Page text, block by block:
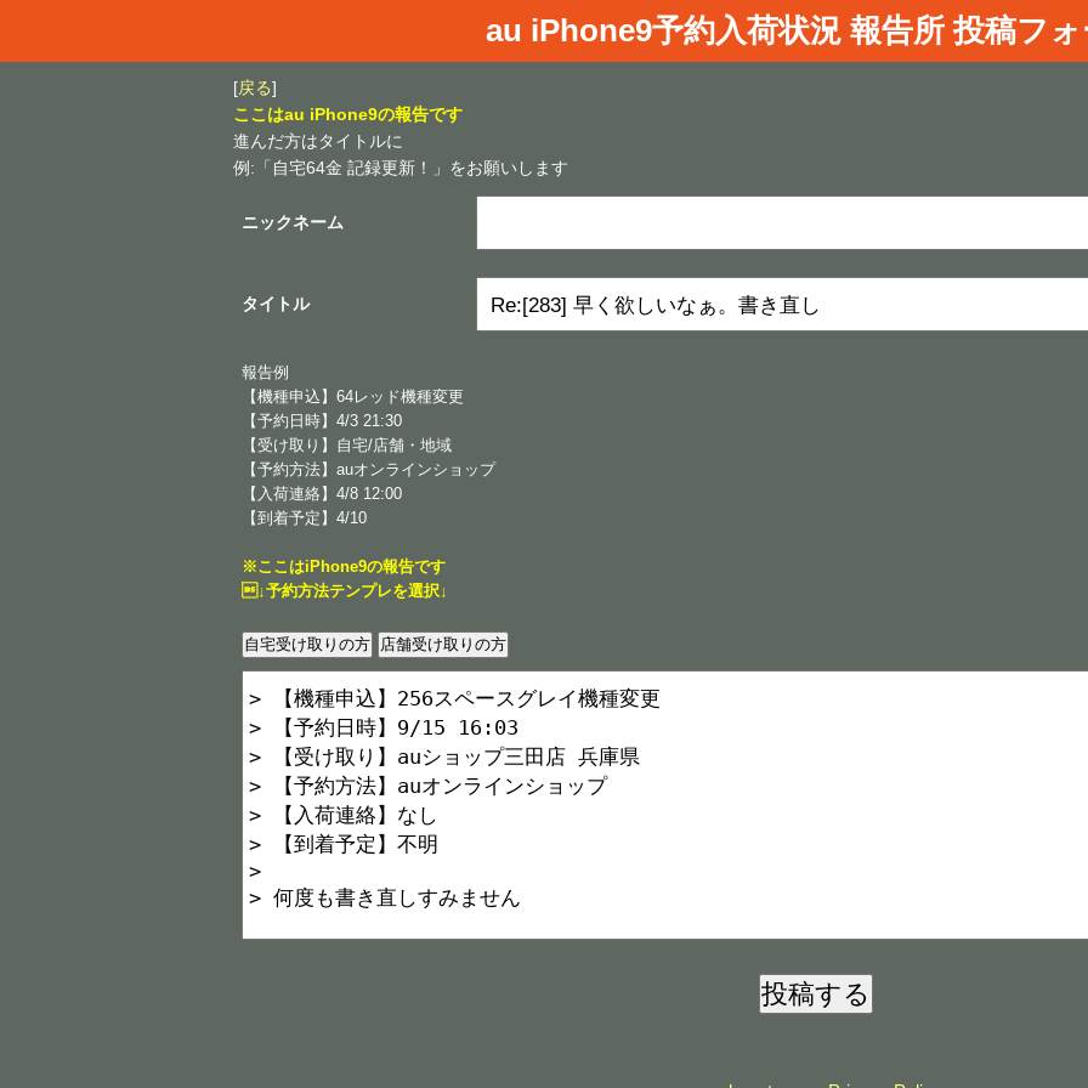
au iPhone9予約入荷状況 報告所 投稿フ
[戻る]
ここはau iPhone9の報告です
進んだ方はタイトルに
例:「自宅64金 記録更新！」をお願いします
ニックネーム
タイトル
報告例
【機種申込】64レッド機種変更
【予約日時】4/3 21:30
【受け取り】自宅/店舗・地域
【予約方法】auオンラインショップ
【入荷連絡】4/8 12:00
【到着予定】4/10
※ここはiPhone9の報告です
↓予約方法テンプレを選択↓